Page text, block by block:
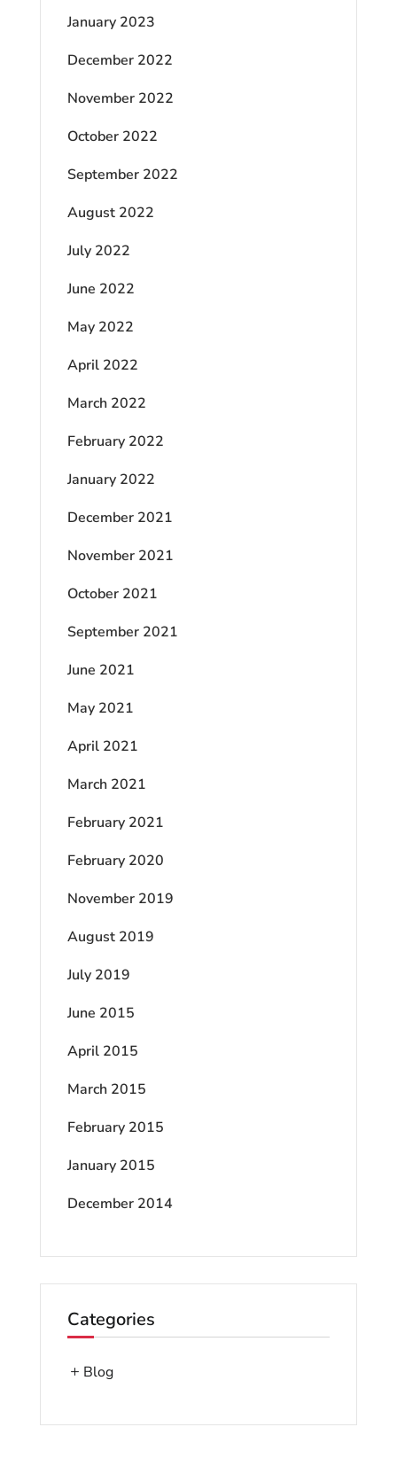
January 2023
December 2022
November 2022
October 2022
September 2022
August 2022
July 2022
June 2022
May 2022
April 2022
March 2022
February 2022
January 2022
December 2021
November 2021
October 2021
September 2021
June 2021
May 2021
April 2021
March 2021
February 2021
February 2020
November 2019
August 2019
July 2019
June 2015
April 2015
March 2015
February 2015
January 2015
December 2014
Categories
Blog